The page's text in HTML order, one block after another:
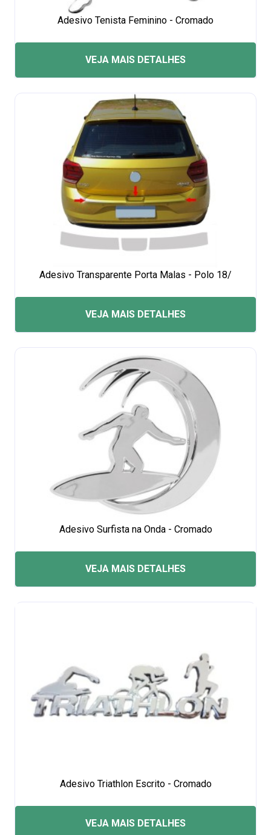
Adesivo Tenista Feminino - Cromado
VEJA MAIS DETALHES
Adesivo Transparente Porta Malas - Polo 18/
VEJA MAIS DETALHES
Adesivo Surfista na Onda - Cromado
VEJA MAIS DETALHES
Adesivo Triathlon Escrito - Cromado
VEJA MAIS DETALHES